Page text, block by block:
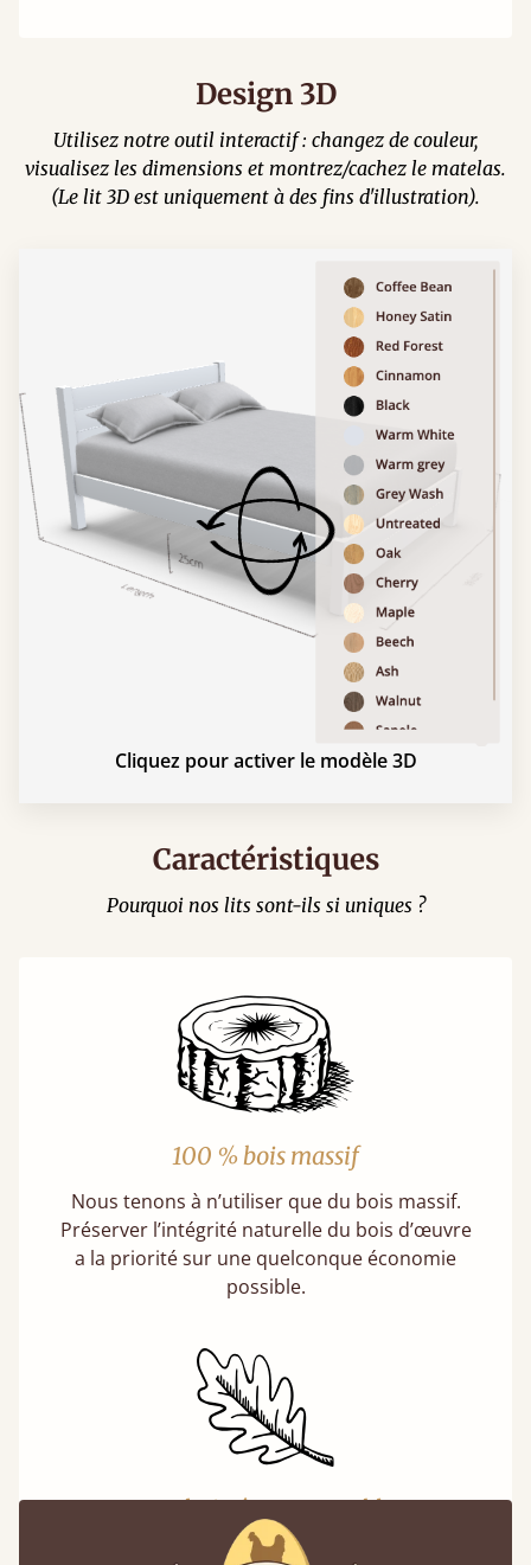
Design 3D
Utilisez notre outil interactif : changez de couleur,
visualisez les dimensions et montrez/cachez le matelas.
(Le lit 3D est uniquement à des fins d'illustration).
Cliquez pour activer le modèle 3D
Caractéristiques
Pourquoi nos lits sont-ils si uniques ?
100 % bois massif
Nous tenons à n’utiliser que du bois massif.
Préserver l’intégrité naturelle du bois d’œuvre
a la priorité sur une quelconque économie
possible.
Un choix écoresponsable
Acheter un lit en bois est un choix durable.